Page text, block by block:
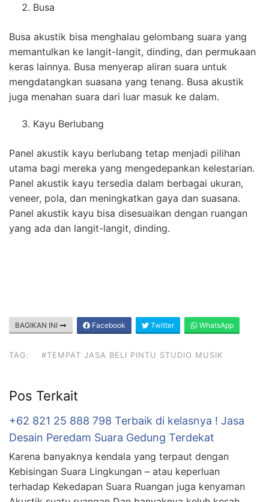
Busa
Busa akustik bisa menghalau gelombang suara yang
memantulkan ke langit-langit, dinding, dan permukaan
keras lainnya. Busa menyerap aliran suara untuk
mengdatangkan suasana yang tenang. Busa akustik
juga menahan suara dari luar masuk ke dalam.
Kayu Berlubang
Panel akustik kayu berlubang tetap menjadi pilihan
utama bagi mereka yang mengedepankan kelestarian.
Panel akustik kayu tersedia dalam berbagai ukuran,
veneer, pola, dan meningkatkan gaya dan suasana.
Panel akustik kayu bisa disesuaikan dengan ruangan
yang ada dan langit-langit, dinding.
BAGIKAN INI Facebook Twitter WhatsApp
TAG: #TEMPAT JASA BELI PINTU STUDIO MUSIK
Pos Terkait
+62 821 25 888 798 Terbaik di kelasnya ! Jasa
Desain Peredam Suara Gedung Terdekat
Karena banyaknya kendala yang terpaut dengan
Kebisingan Suara Lingkungan – atau keperluan
terhadap Kekedapan Suara Ruangan juga kenyaman